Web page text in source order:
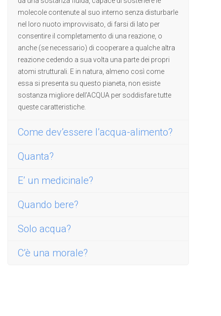
molecole contenute al suo interno senza disturbarle
nel loro nuoto improvvisato, di farsi di lato per
consentire il completamento di una reazione, o
anche (se necessario) di cooperare a qualche altra
reazione cedendo a sua volta una parte dei propri
atomi strutturali. E in natura, almeno così come
essa si presenta su questo pianeta, non esiste
sostanza migliore dell’ACQUA per soddisfare tutte
queste caratteristiche.
Come dev’essere l’acqua-alimento?
Quanta?
E’ un medicinale?
Quando bere?
Solo acqua?
C’è una morale?